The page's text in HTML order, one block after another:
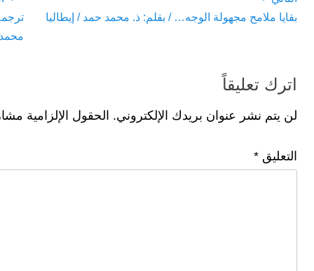
o
o
p
p
m
المقالات
post:
Next
بقايا ملامح مجهولة الوجه… / بقلم: ذ. محمد حمد / إيطاليا
اترك تعليقاً
لن يتم نشر عنوان بريدك الإلكتروني. الحقول الإلزامية
التعليق *